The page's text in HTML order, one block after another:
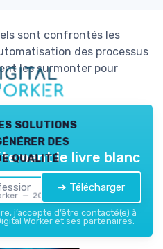
sont confrontés les
des processus
les surmonter pour
solutions
des
qualité
— 2026
le livre blanc
➔ Télécharger
j’accepte d’être contacté(e) à
Worker et ses partenaires.